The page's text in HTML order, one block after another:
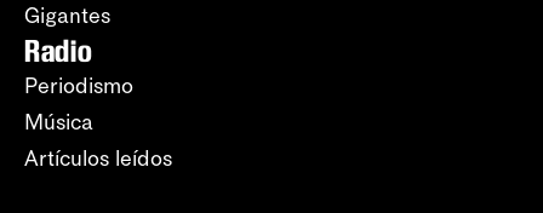
Gigantes
Radio
Periodismo
Música
Artículos leídos